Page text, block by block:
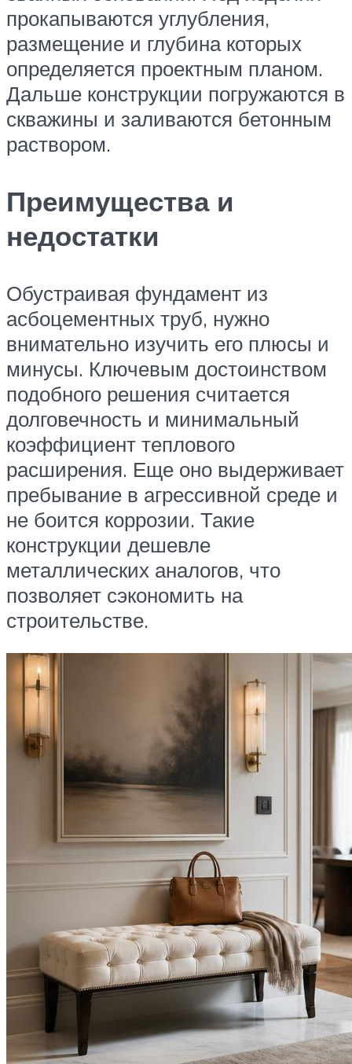
прокапываются углубления,
размещение и глубина которых
определяется проектным планом.
Дальше конструкции погружаются в
скважины и заливаются бетонным
раствором.
Преимущества и
недостатки
Обустраивая фундамент из
асбоцементных труб, нужно
внимательно изучить его плюсы и
минусы. Ключевым достоинством
подобного решения считается
долговечность и минимальный
коэффициент теплового
расширения. Еще оно выдерживает
пребывание в агрессивной среде и
не боится коррозии. Такие
конструкции дешевле
металлических аналогов, что
позволяет сэкономить на
строительстве.